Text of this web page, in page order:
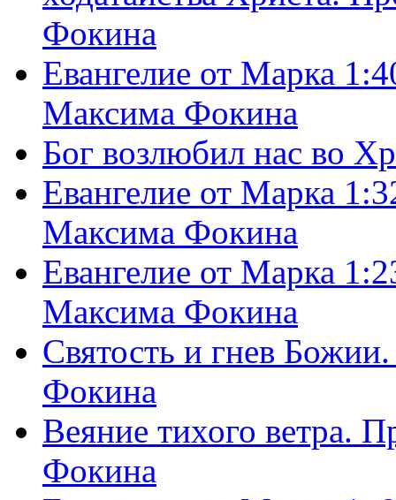
Фокина
Евангелие от Марка
Максима Фокина
Бог возлюбил нас во
Евангелие от Марка
Максима Фокина
Евангелие от Марка
Максима Фокина
Святость и гнев
Фокина
Веяние тихого ветра.
Фокина